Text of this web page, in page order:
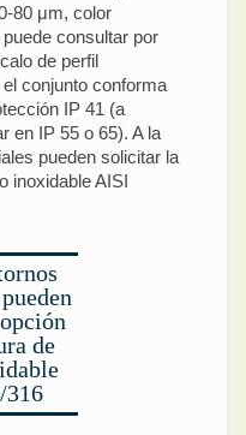
80 μm, color
consultar por
de perfil
conjunto conforma
IP 41 (a
en IP 55 o 65). A la
pueden solicitar la
inoxidable AISI
de
316